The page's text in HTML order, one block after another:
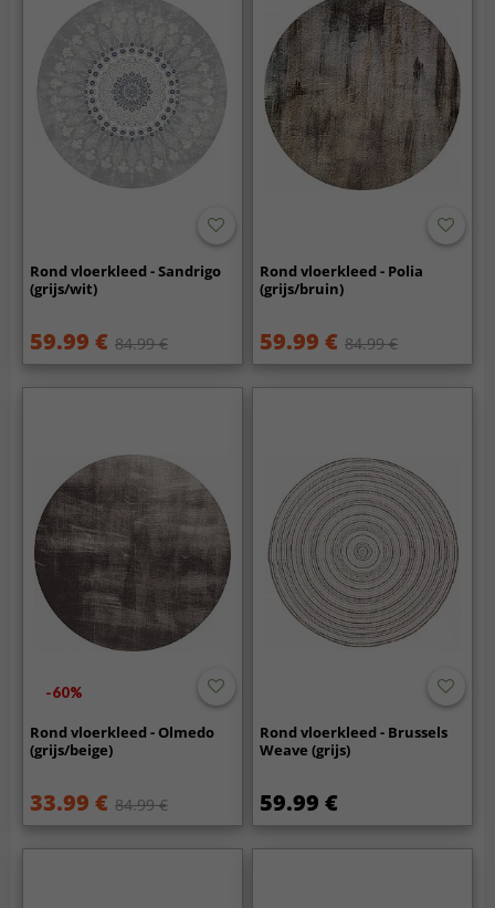
Rond vloerkleed - Sandrigo
(grijs/wit)
59.99 € 84.99 €
Rond vloerkleed - Polia
(grijs/bruin)
59.99 € 84.99 €
-60%
Rond vloerkleed - Olmedo
(grijs/beige)
33.99 € 84.99 €
Rond vloerkleed - Brussels
Weave (grijs)
59.99 €